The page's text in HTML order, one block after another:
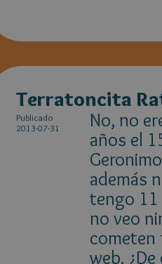
Terratoncita
Publicado
2013-07-31
No, no
años el
además
tengo 11
no veo
cometen
web.